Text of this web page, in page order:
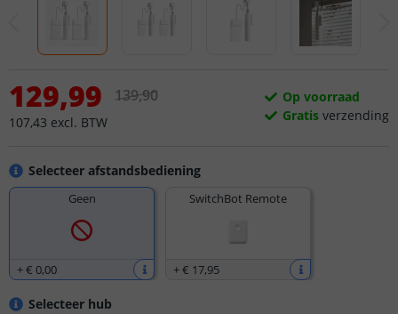
Selecteer afstandsbediening
Geen
+€ 0,00
SwitchBot Remote
+€ 17,95
Selecteer hub
129,99
107,43 excl. BTW
139,90
Op voorraad
Gratis verzending